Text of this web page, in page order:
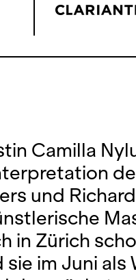
Camilla
und
in Zürich
im Juni als